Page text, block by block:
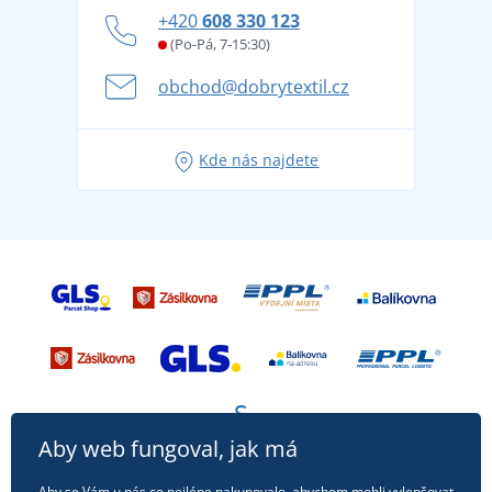
Věrnostní program BONTIS +
Letní dobrodružství začíná balením aneb připravte
se na dovolenou bez starostí
Tipy na svěží outfity pro pohodové léto
+420608 330 123
(Po-Pá, 7-15:30)
obchod@dobrytextil.cz
Kde nás najdete
Aby web fungoval, jak má